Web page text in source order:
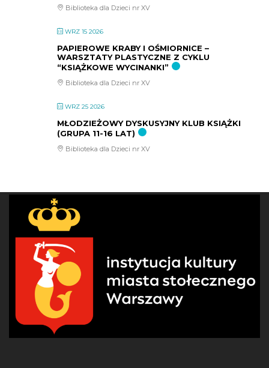
Biblioteka dla Dzieci nr XV
WRZ 15 2026
PAPIEROWE KRABY I OŚMIORNICE –
WARSZTATY PLASTYCZNE Z CYKLU
“KSIĄŻKOWE WYCINANKI”
Biblioteka dla Dzieci nr XV
WRZ 25 2026
MŁODZIEŻOWY DYSKUSYJNY KLUB KSIĄŻKI
(GRUPA 11-16 LAT)
Biblioteka dla Dzieci nr XV